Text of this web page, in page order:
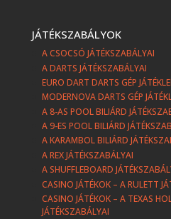
JÁTÉKSZABÁLYOK
A CSOCSÓ JÁTÉKSZABÁLYAI
A DARTS JÁTÉKSZABÁLYAI
EURO DART DARTS GÉP
MODERNOVA DARTS GÉP
A 8-AS POOL BILIÁRD
A 9-ES POOL BILIÁRD
A KARAMBOL BILIÁRD
A REX JÁTÉKSZABÁLYAI
A SHUFFLEBOARD
CASINO JÁTÉKOK – A RULETT
CASINO JÁTÉKOK – A TEXAS
JÁTÉKSZABÁLYAI